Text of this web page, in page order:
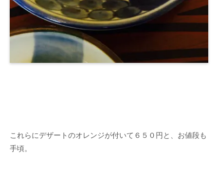
これらにデザートのオレンジが付いて６５０円と、お値段も
手頃。